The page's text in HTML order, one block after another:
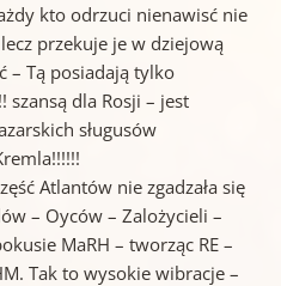
kto odrzuci nienawisć nie
przekuje je w dziejową
– Tą posiadają tylko
szansą dla Rosji – jest
sługusów
Atlantów nie zgadzała się
– Oyców – Zalożycieli –
MaRH – tworząc RE –
Tak to wysokie wibracje –